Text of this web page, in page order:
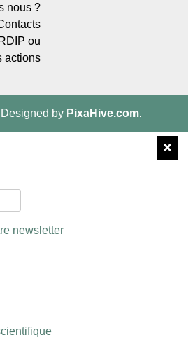
nous ?
ou
actions
Designed by PixaHive.com.
newsletter